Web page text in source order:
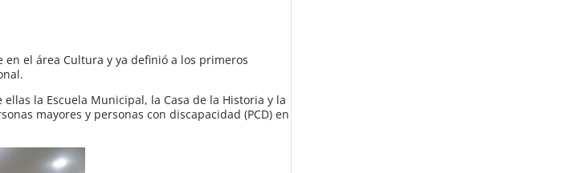
en el área Cultura y ya definió a los primeros
la Escuela Municipal, la Casa de la Historia y la
mayores y personas con discapacidad (PCD) en